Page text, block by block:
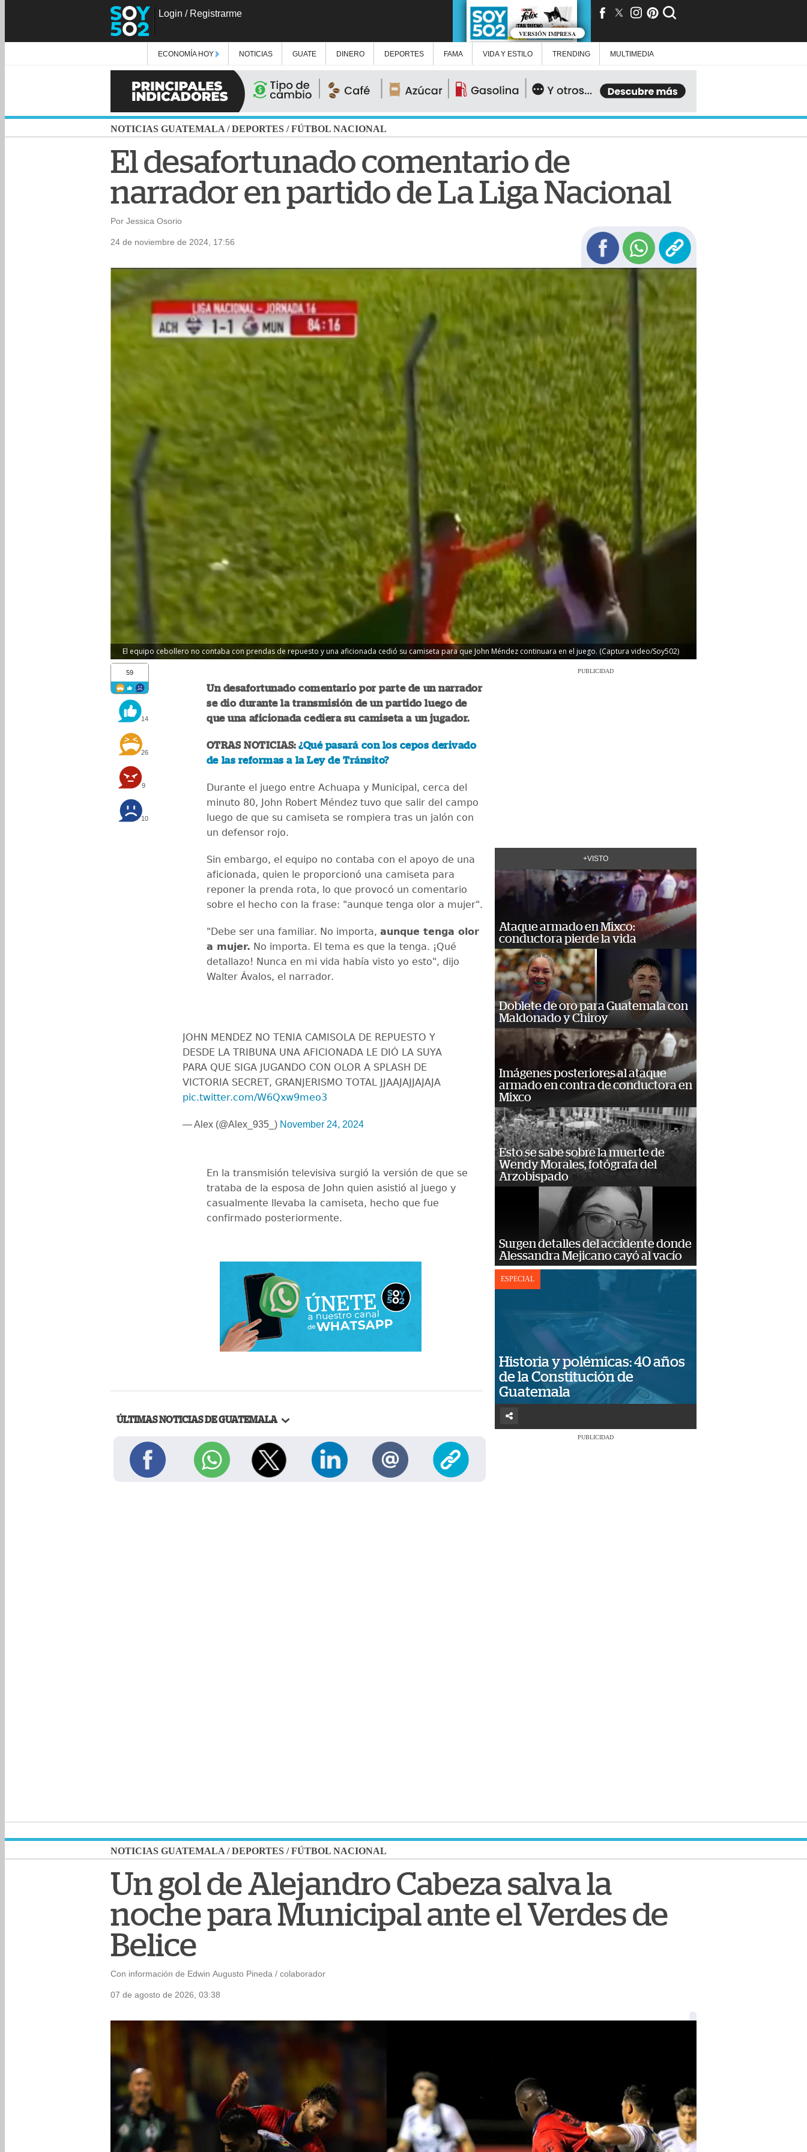
Login / Registrarme
VERSIÓN IMPRESA
ECONOMÍA HOY NOTICIAS GUATE DINERO DEPORTES FAMA VIDA Y ESTILO TRENDING MULTIMEDIA
NOTICIAS GUATEMALA /DEPORTES /FÚTBOL NACIONAL
El desafortunado comentario de
narrador en partido de La Liga Nacional
Por Jessica Osorio
24 de noviembre de 2024, 17:56
El equipo cebollero no contaba con prendas de repuesto y una aficionada cedió su camiseta para que John Méndez continuara en el juego. (Captura video/Soy502)
59
14
26
9
10
Un desafortunado comentario por parte de un narrador
se dio durante la transmisión de un partido luego de
que una aficionada cediera su camiseta a un jugador.
OTRAS NOTICIAS:¿Qué pasará con los cepos derivado
de las reformas a la Ley de Tránsito?
Durante el juego entre Achuapa y Municipal, cerca del
minuto 80, John Robert Méndez tuvo que salir del campo
luego de que su camiseta se rompiera tras un jalón con
un defensor rojo.
Sin embargo, el equipo no contaba con el apoyo de una
aficionada, quien le proporcionó una camiseta para
reponer la prenda rota, lo que provocó un comentario
sobre el hecho con la frase: "aunque tenga olor a mujer".
"Debe ser una familiar. No importa, aunque tenga olor
a mujer. No importa. El tema es que la tenga. ¡Qué
detallazo! Nunca en mi vida había visto yo esto", dijo
Walter Ávalos, el narrador.
JOHN MENDEZ NO TENIA CAMISOLA DE REPUESTO Y
DESDE LA TRIBUNA UNA AFICIONADA LE DIÓ LA SUYA
PARA QUE SIGA JUGANDO CON OLOR A SPLASH DE
VICTORIA SECRET, GRANJERISMO TOTAL JJAAJAJJAJAJA
pic.twitter.com/W6Qxw9meo3
— Alex (@Alex_935_) November 24, 2024
En la transmisión televisiva surgió la versión de que se
trataba de la esposa de John quien asistió al juego y
casualmente llevaba la camiseta, hecho que fue
confirmado posteriormente.
ÚLTIMAS NOTICIAS DE GUATEMALA
PUBLICIDAD
+VISTO
Ataque armado en Mixco:
conductora pierde la vida
Doblete de oro para Guatemala con
Maldonado y Chiroy
Imágenes posteriores al ataque
armado en contra de conductora en
Mixco
Esto se sabe sobre la muerte de
Wendy Morales, fotógrafa del
Arzobispado
Surgen detalles del accidente donde
Alessandra Mejicano cayó al vacío
ESPECIAL
Historia y polémicas: 40 años
de la Constitución de
Guatemala
PUBLICIDAD
NOTICIAS GUATEMALA /DEPORTES /FÚTBOL NACIONAL
Un gol de Alejandro Cabeza salva la
noche para Municipal ante el Verdes de
Belice
Con información de Edwin Augusto Pineda / colaborador
07 de agosto de 2026, 03:38